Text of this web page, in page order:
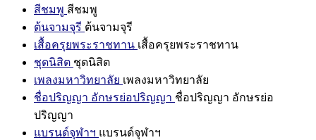
สีชมพู สีชมพู
ต้นจามจุรี ต้นจามจุรี
เสื้อครุยพระราชทาน เสื้อครุยพระราชทาน
ชุดนิสิต ชุดนิสิต
เพลงมหาวิทยาลัย เพลงมหาวิทยาลัย
ชื่อปริญญา อักษรย่อปริญญา ชื่อปริญญา อักษรย่อ
ปริญญา
แบรนด์จุฬาฯ แบรนด์จุฬาฯ